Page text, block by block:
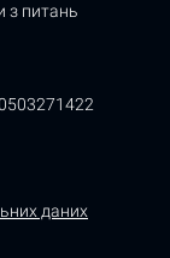
з питань
даних